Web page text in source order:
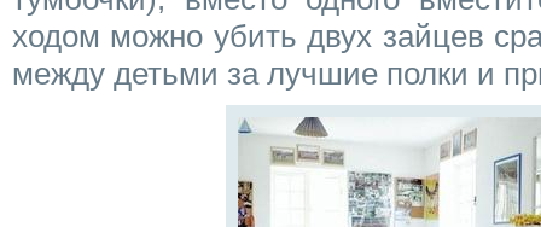
ходом можно убить двух зайцев
между детьми за лучшие полки и